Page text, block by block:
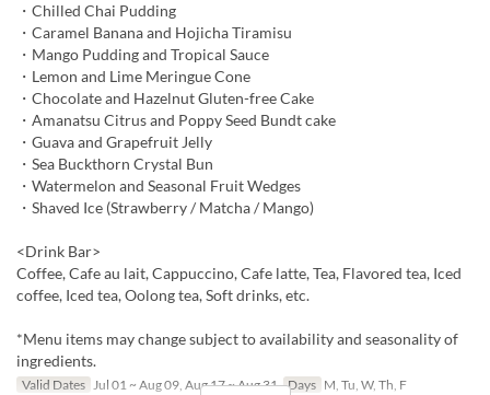
・Chilled Chai Pudding
・Caramel Banana and Hojicha Tiramisu
・Mango Pudding and Tropical Sauce
・Lemon and Lime Meringue Cone
・Chocolate and Hazelnut Gluten-free Cake
・Amanatsu Citrus and Poppy Seed Bundt cake
・Guava and Grapefruit Jelly
・Sea Buckthorn Crystal Bun
・Watermelon and Seasonal Fruit Wedges
・Shaved Ice (Strawberry / Matcha / Mango)
<Drink Bar>
Coffee, Cafe au lait, Cappuccino, Cafe latte, Tea, Flavored tea, Iced
coffee, Iced tea, Oolong tea, Soft drinks, etc.
*Menu items may change subject to availability and seasonality of
ingredients.
Valid Dates Jul 01 ~ Aug 09, Aug 17 ~ Aug 31 Days M, Tu, W, Th, F